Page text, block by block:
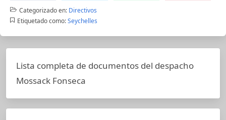
Categorizado en: Directivos
Etiquetado como: Seychelles
Lista completa de documentos del despacho
Mossack Fonseca